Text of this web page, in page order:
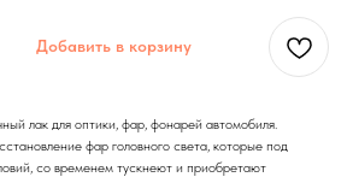
Добавить в корзину
лак для оптики, фар, фонарей автомобиля.
фар головного света, которые под
со временем тускнеют и приобретают